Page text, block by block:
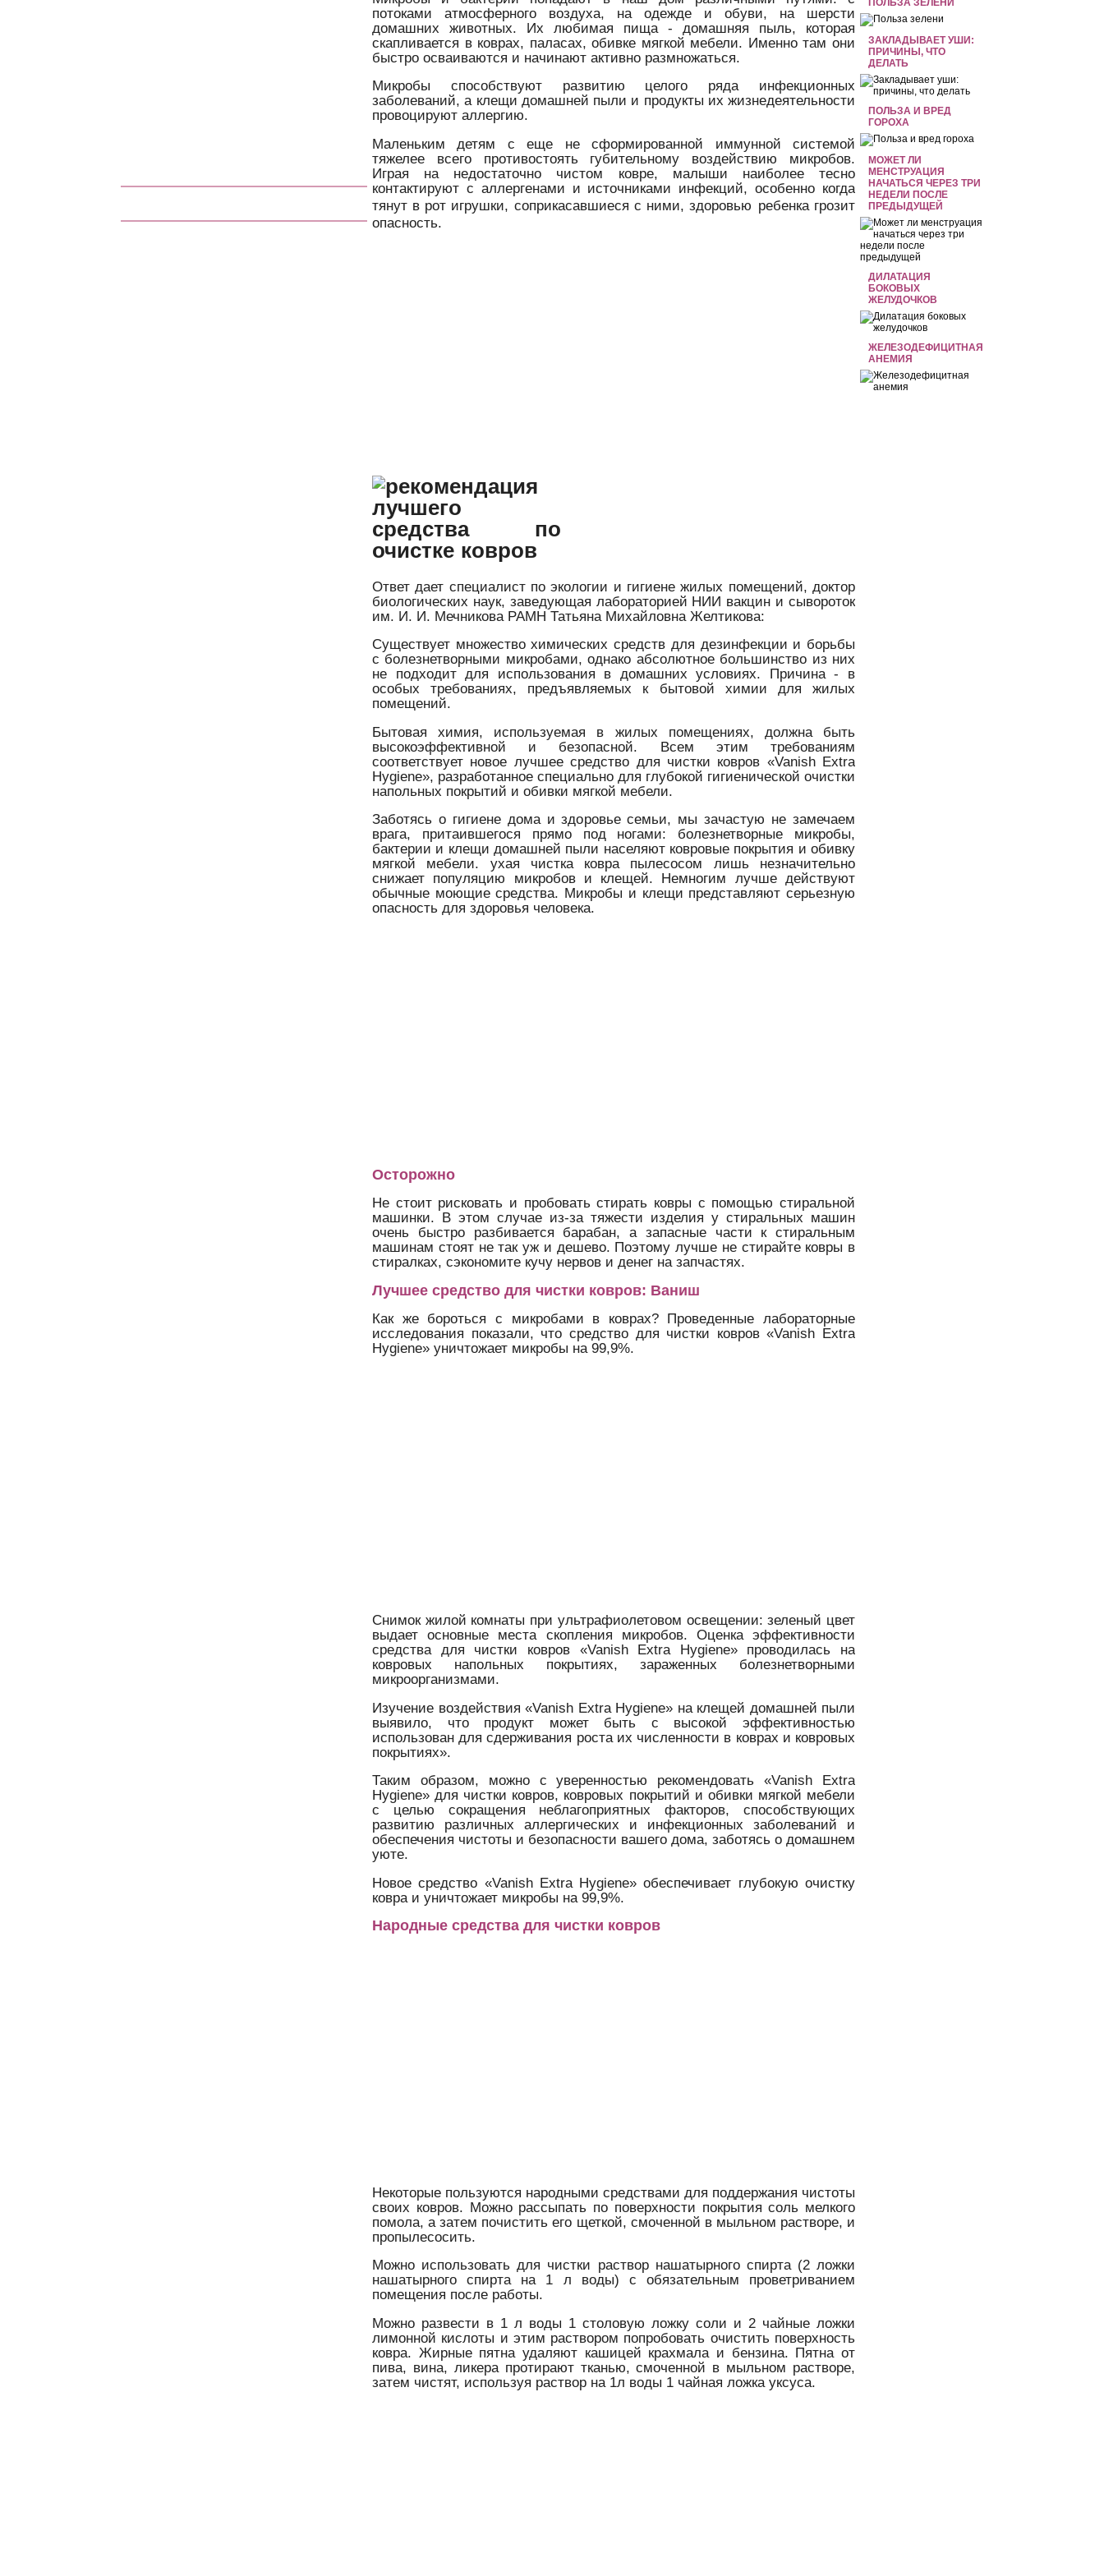
ПОЛЬЗА ЗЕЛЕНИ
ЗАКЛАДЫВАЕТ УШИ:
ПРИЧИНЫ, ЧТО
ДЕЛАТЬ
ПОЛЬЗА И ВРЕД
ГОРОХА
МОЖЕТ ЛИ
МЕНСТРУАЦИЯ
НАЧАТЬСЯ ЧЕРЕЗ ТРИ
НЕДЕЛИ ПОСЛЕ
ПРЕДЫДУЩЕЙ
ДИЛАТАЦИЯ
БОКОВЫХ
ЖЕЛУДОЧКОВ
ЖЕЛЕЗОДЕФИЦИТНАЯ
АНЕМИЯ
потоками атмосферного воздуха, на одежде и обуви, на шерсти
домашних животных. Их любимая пища - домашняя пыль, которая
скапливается в коврах, паласах, обивке мягкой мебели. Именно там они
быстро осваиваются и начинают активно размножаться.
Микробы способствуют развитию целого ряда инфекционных
заболеваний, а клещи домашней пыли и продукты их жизнедеятельности
провоцируют аллергию.
Маленьким детям с еще не сформированной иммунной системой
тяжелее всего противостоять губительному воздействию микробов.
Играя на недостаточно чистом ковре, малыши наиболее тесно
контактируют с аллергенами и источниками инфекций, особенно когда
тянут в рот игрушки, соприкасавшиеся с ними,здоровью ребенкагрозит
опасность.
Ответ дает специалист по экологии и гигиене жилых помещений, доктор
биологических наук, заведующая лабораторией НИИ вакцин и сывороток
им. И. И. Мечникова РАМН Татьяна Михайловна Желтикова:
Существует множество химических средств для дезинфекции и борьбы
с болезнетворными микробами, однако абсолютное большинство из них
не подходит для использования в домашних условиях. Причина - в
особых требованиях, предъявляемых к бытовой химии для жилых
помещений.
Бытовая химия, используемая в жилых помещениях, должна быть
высокоэффективной и безопасной. Всем этим требованиям
соответствует новое лучшее средство для чистки ковров «Vanish Extra
Hygiene», разработанное специально для глубокой гигиенической очистки
напольных покрытий и обивки мягкой мебели.
Заботясь о гигиене дома и здоровье семьи, мы зачастую не замечаем
врага, притаившегося прямо под ногами: болезнетворные микробы,
бактерии и клещи домашней пыли населяют ковровые покрытия и обивку
мягкой мебели. ухая чистка ковра пылесосом лишь незначительно
снижает популяцию микробов и клещей. Немногим лучше действуют
обычные моющие средства. Микробы и клещи представляют серьезную
опасность для здоровья человека.
Осторожно
Не стоит рисковать и пробовать стирать ковры с помощью стиральной
машинки. В этом случае из-за тяжести изделия у стиральных машин
очень быстро разбивается барабан, а запасные части к стиральным
машинам стоят не так уж и дешево. Поэтому лучше не стирайте ковры в
стиралках, сэкономите кучу нервов и денег на запчастях.
Лучшее средство для чистки ковров: Ваниш
Как же бороться с микробами в коврах? Проведенные лабораторные
исследования показали, что средство для чистки ковров «Vanish Extra
Hygiene» уничтожает микробы на 99,9%.
Снимок жилой комнаты при ультрафиолетовом освещении: зеленый цвет
выдает основные места скопления микробов. Оценка эффективности
средства для чистки ковров «Vanish Extra Hygiene» проводилась на
ковровых напольных покрытиях, зараженных болезнетворными
микроорганизмами.
Изучение воздействия «Vanish Extra Hygiene» на клещей домашней пыли
выявило, что продукт может быть с высокой эффективностью
использован для сдерживания роста их численности в коврах и ковровых
покрытиях».
Таким образом, можно с уверенностью рекомендовать «Vanish Extra
Hygiene» для чистки ковров, ковровых покрытий и обивки мягкой мебели
с целью сокращения неблагоприятных факторов, способствующих
развитию различных аллергических и инфекционных заболеваний и
обеспечения чистоты и безопасности вашего дома, заботясь о домашнем
уюте.
Новое средство «Vanish Extra Hygiene» обеспечивает глубокую очистку
ковра и уничтожает микробы на 99,9%.
Народные средства для чистки ковров
Некоторые пользуются народными средствами для поддержания чистоты
своих ковров. Можно рассыпать по поверхности покрытия соль мелкого
помола, а затем почистить его щеткой, смоченной в мыльном растворе, и
пропылесосить.
Можно использовать для чистки раствор нашатырного спирта (2 ложки
нашатырного спирта на 1 л воды) с обязательным проветриванием
помещения после работы.
Можно развести в 1 л воды 1 столовую ложку соли и 2 чайные ложки
лимонной кислоты и этим раствором попробовать очистить поверхность
ковра. Жирные пятна удаляют кашицей крахмала и бензина. Пятна от
пива, вина, ликера протирают тканью, смоченной в мыльном растворе,
затем чистят, используя раствор на 1л воды 1 чайная ложка уксуса.